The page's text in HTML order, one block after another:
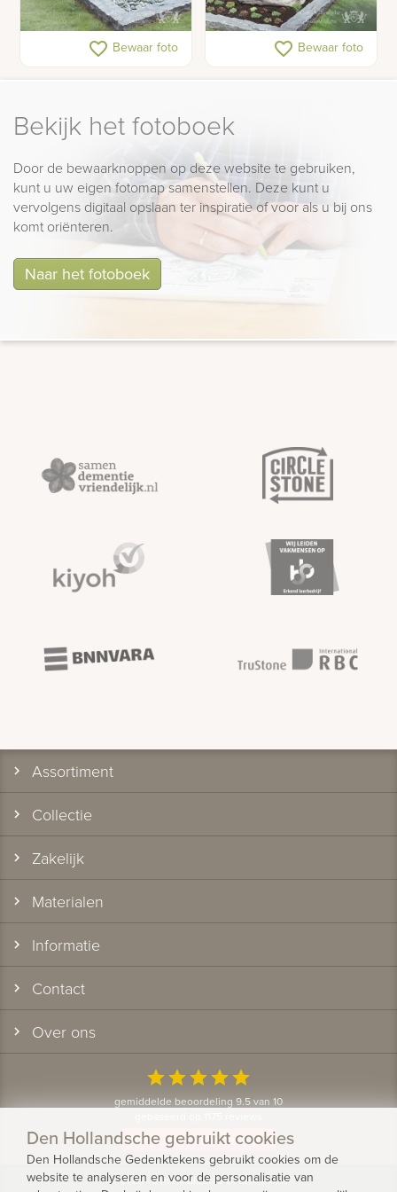
Ruwe Sassoverde
favorite_border Bewaar foto
Natuurlijk grafmonument
met ruwe witte steen
favorite_border Bewaar foto
Bekijk het fotoboek
Door de bewaarknoppen op deze website te gebruiken,
kunt u uw eigen fotomap samenstellen. Deze kunt u
vervolgens digitaal opslaan ter inspiratie of voor als u bij ons
komt oriënteren.
Naar het fotoboek
Assortiment
Collectie
Zakelijk
Materialen
Informatie
Contact
Over ons
starstarstarstarstar
gemiddelde beoordeling 9.5 van 10
Bekijk alle klantervaringen
© 2026 - Den Hollandsche Gedenktekens
Den Hollandsche gebruikt cookies
Den Hollandsche Gedenktekens gebruikt cookies om de
website te analyseren en voor de personalisatie van